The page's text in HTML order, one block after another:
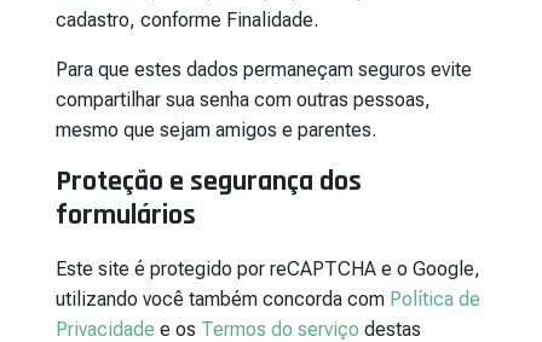
cadastro, conforme Finalidade.
Para que estes dados permaneçam seguros evite
compartilhar sua senha com outras pessoas,
mesmo que sejam amigos e parentes.
Proteção e segurança dos
formulários
Este site é protegido por reCAPTCHA e o Google,
utilizando você também concorda com Política de
Privacidade e os Termos do serviço destas